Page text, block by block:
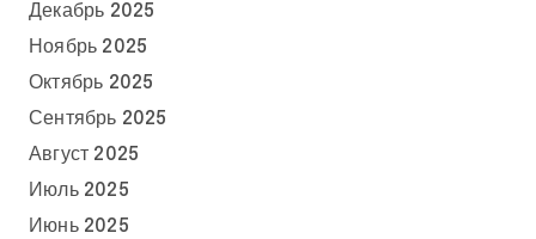
Декабрь 2025
Ноябрь 2025
Октябрь 2025
Сентябрь 2025
Август 2025
Июль 2025
Июнь 2025